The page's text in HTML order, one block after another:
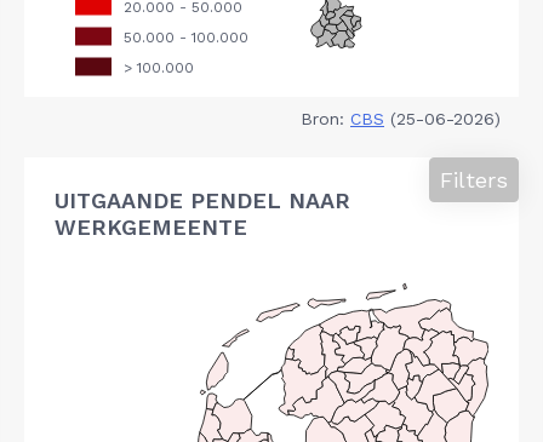
Bron: CBS (25-06-2026)
UITGAANDE PENDEL NAAR
WERKGEMEENTE
Filters